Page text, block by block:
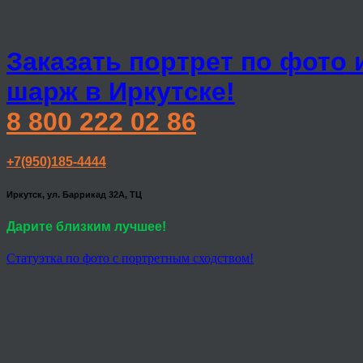
Заказать портрет по фото
шарж в Иркутске!
8 800 222 02 86
+7(950)185-4444
Иркутск, ул. Баррикад 32А, ТЦ
Дарите близким лучшее!
Статуэтка по фото с портретным сходством!